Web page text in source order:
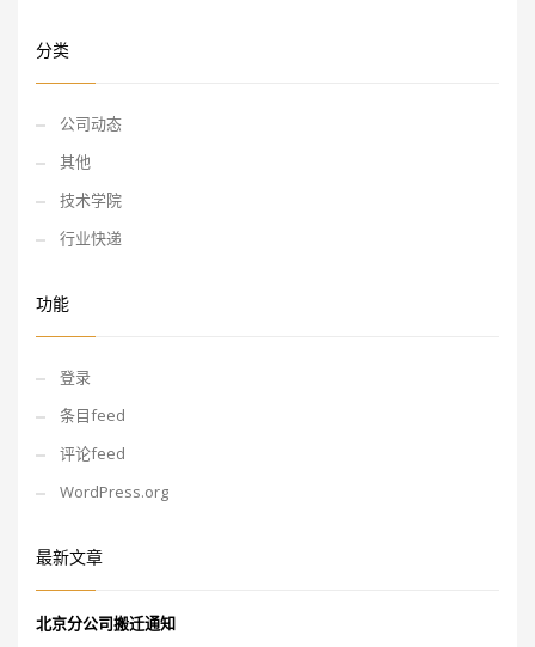
分类
公司动态
其他
技术学院
行业快递
功能
登录
条目feed
评论feed
WordPress.org
最新文章
北京分公司搬迁通知